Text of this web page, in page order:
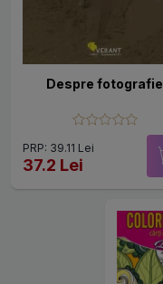
Despre fotografie
PRP: 39.11 Lei
37.2 Lei